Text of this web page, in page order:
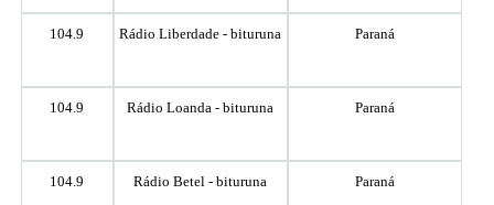
104.9 Rádio Liberdade - bituruna Paraná
104.9 Rádio Loanda - bituruna Paraná
104.9 Rádio Betel - bituruna Paraná